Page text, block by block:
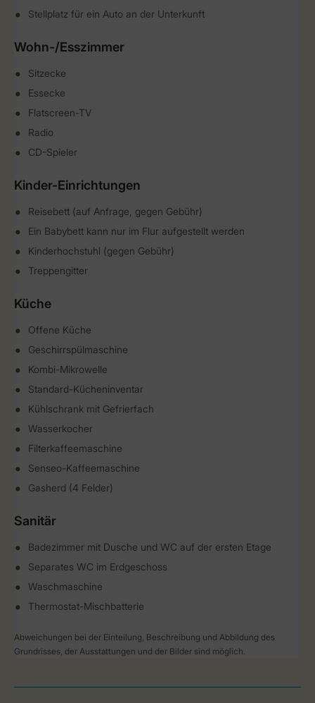
Stellplatz für ein Auto an der Unterkunft
Wohn-/Esszimmer
Sitzecke
Essecke
Flatscreen-TV
Radio
CD-Spieler
Kinder-Einrichtungen
Reisebett (auf Anfrage, gegen Gebühr)
Ein Babybett kann nur im Flur aufgestellt werden
Kinderhochstuhl (gegen Gebühr)
Treppengitter
Küche
Offene Küche
Geschirrspülmaschine
Kombi-Mikrowelle
Standard-Kücheninventar
Kühlschrank mit Gefrierfach
Wasserkocher
Filterkaffeemaschine
Senseo-Kaffeemaschine
Gasherd (4 Felder)
Sanitär
Badezimmer mit Dusche und WC auf der ersten Etage
Separates WC im Erdgeschoss
Waschmaschine
Thermostat-Mischbatterie
Abweichungen bei der Einteilung, Beschreibung und Abbildung des
Grundrisses, der Ausstattungen und der Bilder sind möglich.